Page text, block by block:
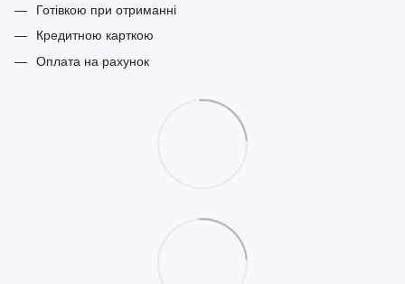
Готівкою при отриманні
Кредитною карткою
Оплата на рахунок